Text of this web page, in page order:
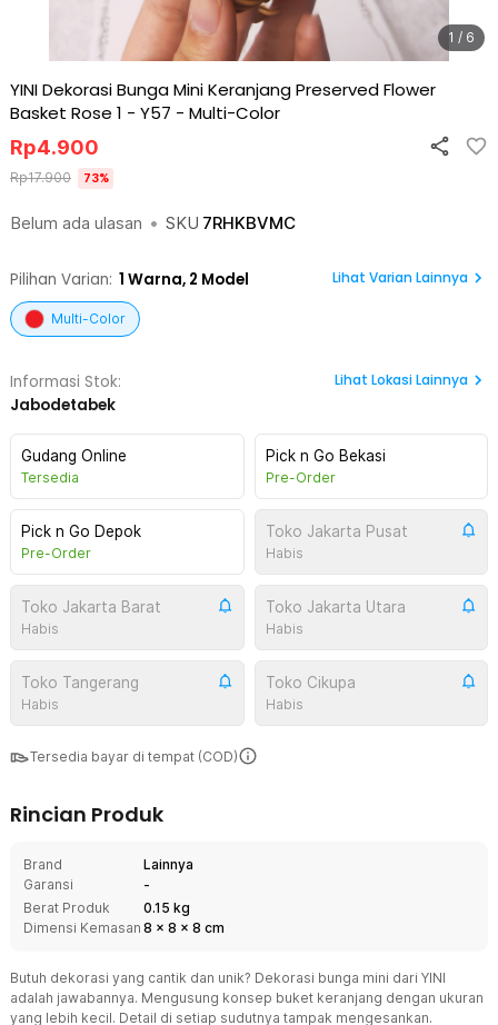
1 / 6
YINI Dekorasi Bunga Mini Keranjang Preserved Flower
Basket Rose 1 - Y57 - Multi-Color
Belum ada ulasan • SKU 7RHKBVMC
Rp4.900
Rp17.900 73%
Pilihan Varian: 1 Warna, 2 Model Lihat Varian Lainnya
Multi-Color
Informasi Stok:
Jabodetabek
Lihat Lokasi Lainnya
Gudang Online
Tersedia
Pick n Go Bekasi
Pre-Order
Pick n Go Depok
Pre-Order
Toko Jakarta Pusat
Habis
Toko Jakarta Barat
Habis
Toko Jakarta Utara
Habis
Toko Tangerang
Habis
Toko Cikupa
Habis
Tersedia bayar di tempat (COD)
Rincian Produk
Brand
Lainnya
Garansi
-
Berat Produk
0.15 kg
Dimensi Kemasan 8 x 8 x 8 cm
Butuh dekorasi yang cantik dan unik? Dekorasi bunga mini dari YINI
adalah jawabannya. Mengusung konsep buket keranjang dengan ukuran
yang lebih kecil. Detail di setiap sudutnya tampak mengesankan.